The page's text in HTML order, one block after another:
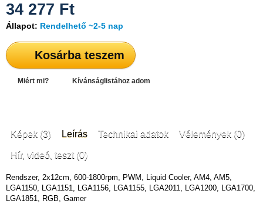
34 277 Ft
Állapot: Rendelhető ~2-5 nap
Kosárba teszem
Miért mi? Kívánságlistához adom
Képek (3) Leírás Technikai adatok Vélemények (0)
Hír, videó, teszt (0)
Rendszer, 2x12cm, 600-1800rpm, PWM, Liquid Cooler, AM4, AM5,
LGA1150, LGA1151, LGA1156, LGA1155, LGA2011, LGA1200, LGA1700,
LGA1851, RGB, Gamer